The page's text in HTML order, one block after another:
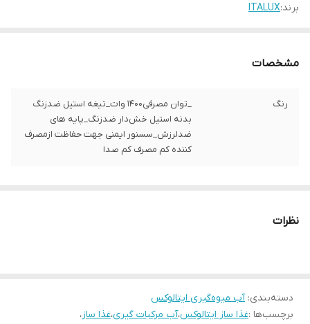
برند:ITALUX
مشخصات
رنگ
_توان مصرفی۱۴۰۰ وات_تیغه استیل ضدزنگ
بدنه استیل خش‌دار ضدزنگ_پایه های
ضدلرزش_سسنور ایمنی جهت حفاظت ازمصرف
کننده کم مصرف کم صدا
نظرات
دسته‌بندی:آب میوه‌گیری ایتالوکس
برچسب‌ها :غذا ساز ایتالوکس،آب مرکبات گیری،غذا ساز،